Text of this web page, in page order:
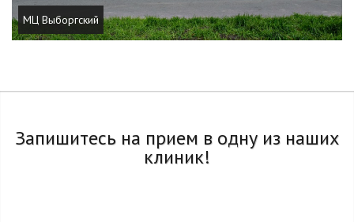
МЦ Выборгский
Запишитесь на прием в одну из наших
клиник!